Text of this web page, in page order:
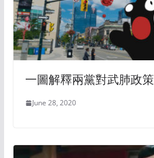
一圖解釋兩黨對武肺政策
June 28, 2020